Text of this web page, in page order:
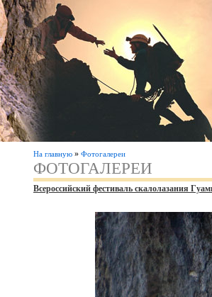
На главную » Фотогалереи
ФОТОГАЛЕРЕИ
Всероссийский фестиваль скалолазания